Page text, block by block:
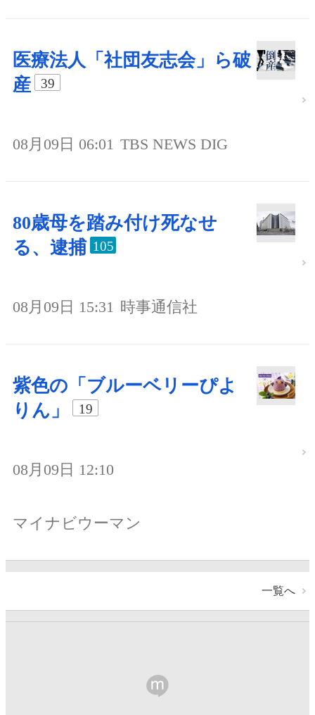
医療法人「社団友志会」ら破
産
39
08月09日 06:01 TBS NEWS DIG
80歳母を踏み付け死なせ
る、逮捕 105
08月09日 15:31 時事通信社
紫色の「ブルーベリーぴよ
りん」
19
08月09日 12:10
マイナビウーマン
一覧へ